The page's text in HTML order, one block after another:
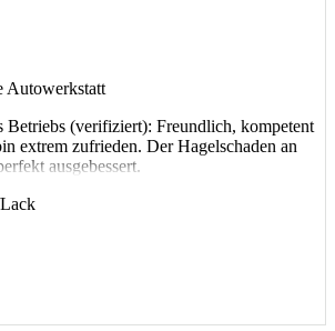
Autowerkstatt
Betriebs (verifiziert): Freundlich, kompetent
extrem zufrieden. Der Hagelschaden an
ausgebessert.